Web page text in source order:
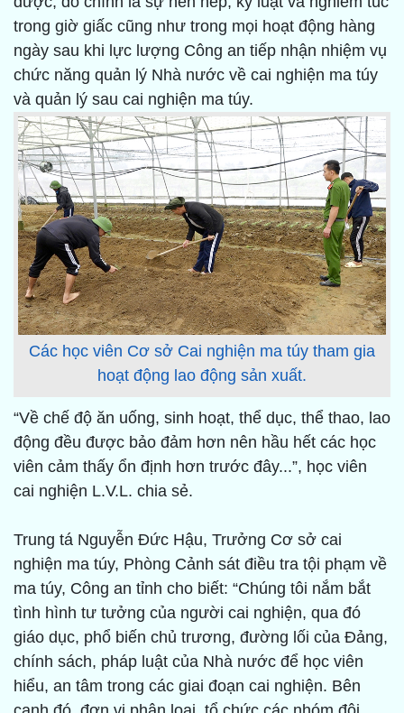
trong giờ giấc cũng như trong mọi hoạt động hàng
ngày sau khi lực lượng Công an tiếp nhận nhiệm vụ
chức năng quản lý Nhà nước về cai nghiện ma túy
và quản lý sau cai nghiện ma túy.
Các học viên Cơ sở Cai nghiện ma túy tham gia
hoạt động lao động sản xuất.
“Về chế độ ăn uống, sinh hoạt, thể dục, thể thao, lao
động đều được bảo đảm hơn nên hầu hết các học
viên cảm thấy ổn định hơn trước đây...”, học viên
cai nghiện L.V.L. chia sẻ.
Trung tá Nguyễn Đức Hậu, Trưởng Cơ sở cai
nghiện ma túy, Phòng Cảnh sát điều tra tội phạm về
ma túy, Công an tỉnh cho biết: “Chúng tôi nắm bắt
tình hình tư tưởng của người cai nghiện, qua đó
giáo dục, phổ biến chủ trương, đường lối của Đảng,
chính sách, pháp luật của Nhà nước để học viên
hiểu, an tâm trong các giai đoạn cai nghiện. Bên